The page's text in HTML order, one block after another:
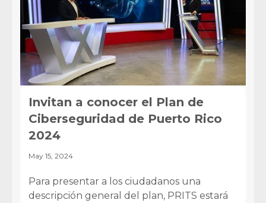
Invitan a conocer el Plan de
Ciberseguridad de Puerto Rico
2024
May 15, 2024
Para presentar a los ciudadanos una
descripción general del plan, PRITS estará